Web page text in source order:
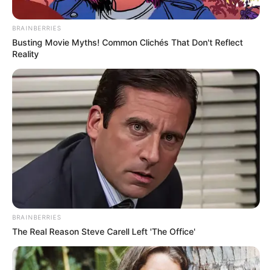
(foto: instagram/onigirigekijo)
7. Siapa yang tak gemas melihat anjing selucu ini,
jadi gak tega dimakan. Bentuknya terlalu
menggemaskan
BRAINBERRIES
Busting Movie Myths! Common Clichés That Don't Reflect
Reality
BRAINBERRIES
The Real Reason Steve Carell Left 'The Office'